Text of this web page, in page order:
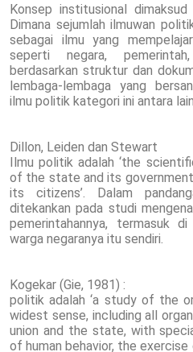
Konsep institusional
Dimana sejumlah ilmuwan
sebagai ilmu yang
seperti negara,
berdasarkan struktur dan
lembaga-lembaga yang
ilmu politik kategori ini antara
Dillon, Leiden dan Stewart
Ilmu politik adalah ‘the
of the state and its
its citizens’. Dalam
ditekankan pada studi
pemerintahannya, termasuk
warga negaranya itu sendiri.
Kogekar (Gie, 1981) :
politik adalah ‘a study of the
widest sense, including all
union and the state, with
of human behavior, the